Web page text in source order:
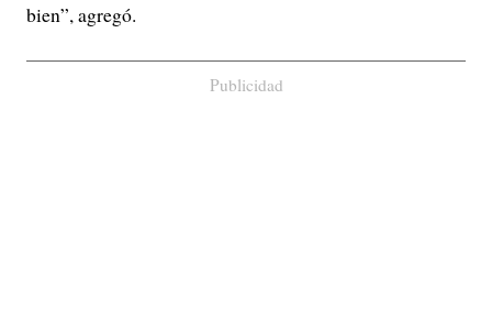
bien”, agregó.
Publicidad